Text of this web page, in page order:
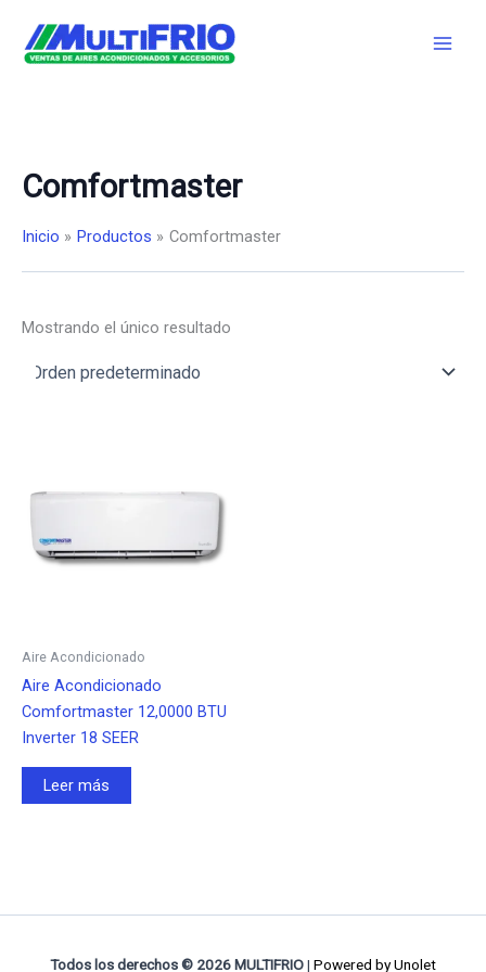
contenido
Comfortmaster
Inicio Productos Comfortmaster
Mostrando el único resultado
Aire Acondicionado
Aire Acondicionado
Comfortmaster 12,0000 BTU
Inverter 18 SEER
Leer más
Todos los derechos © 2026 MULTIFRIO| Powered byUnolet